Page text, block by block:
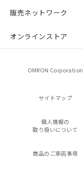
販売ネットワーク
オンラインストア
OMRON Corporation
サイトマップ
個人情報の
取り扱いについて
商品のご承諾事項